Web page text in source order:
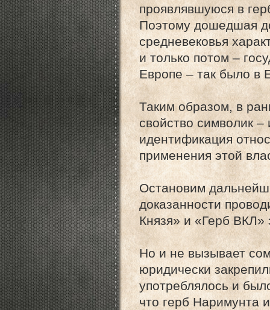
проявлявшуюся в
Поэтому дошедшая
средневековья
и только потом –
Европе – так было в
Таким образом, в
свойство символик –
идентификация
применения этой
Остановим
доказанности
Князя» и «Герб ВКЛ»
Но и не вызывает
юридически
употреблялось и
что герб Наримунта